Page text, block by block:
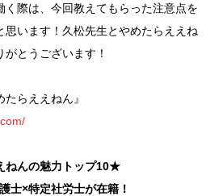
く際は、今回教えてもらった注意点を
思います！久松先生とやめたらええね
とうございます！
らええねん』
ねんの魅力トップ10★
士×特定社労士が在籍！